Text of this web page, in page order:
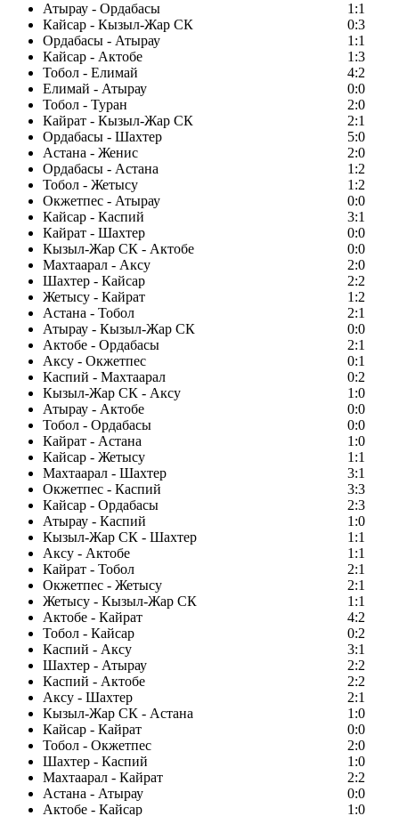
Атырау - Ордабасы
1:1
Кайсар - Кызыл-Жар СК
0:3
Ордабасы - Атырау
1:1
Кайсар - Актобе
1:3
Тобол - Елимай
4:2
Елимай - Атырау
0:0
Тобол - Туран
2:0
Кайрат - Кызыл-Жар СК
2:1
Ордабасы - Шахтер
5:0
Астана - Женис
2:0
Ордабасы - Астана
1:2
Тобол - Жетысу
1:2
Окжетпес - Атырау
0:0
Кайсар - Каспий
3:1
Кайрат - Шахтер
0:0
Кызыл-Жар СК - Актобе
0:0
Махтаарал - Аксу
2:0
Шахтер - Кайсар
2:2
Жетысу - Кайрат
1:2
Астана - Тобол
2:1
Атырау - Кызыл-Жар СК
0:0
Актобе - Ордабасы
2:1
Аксу - Окжетпес
0:1
Каспий - Махтаарал
0:2
Кызыл-Жар СК - Аксу
1:0
Атырау - Актобе
0:0
Тобол - Ордабасы
0:0
Кайрат - Астана
1:0
Кайсар - Жетысу
1:1
Махтаарал - Шахтер
3:1
Окжетпес - Каспий
3:3
Кайсар - Ордабасы
2:3
Атырау - Каспий
1:0
Кызыл-Жар СК - Шахтер
1:1
Аксу - Актобе
1:1
Кайрат - Тобол
2:1
Окжетпес - Жетысу
2:1
Жетысу - Кызыл-Жар СК
1:1
Актобе - Кайрат
4:2
Тобол - Кайсар
0:2
Каспий - Аксу
3:1
Шахтер - Атырау
2:2
Каспий - Актобе
2:2
Аксу - Шахтер
2:1
Кызыл-Жар СК - Астана
1:0
Кайсар - Кайрат
0:0
Тобол - Окжетпес
2:0
Шахтер - Каспий
1:0
Махтаарал - Кайрат
2:2
Астана - Атырау
0:0
Актобе - Кайсар
1:0